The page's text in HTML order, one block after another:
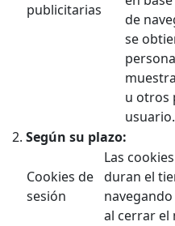
publicitarias
de
se
u otros
usuario.
Según su plazo:
Cookies de
sesión
Las
duran el
al cerrar el